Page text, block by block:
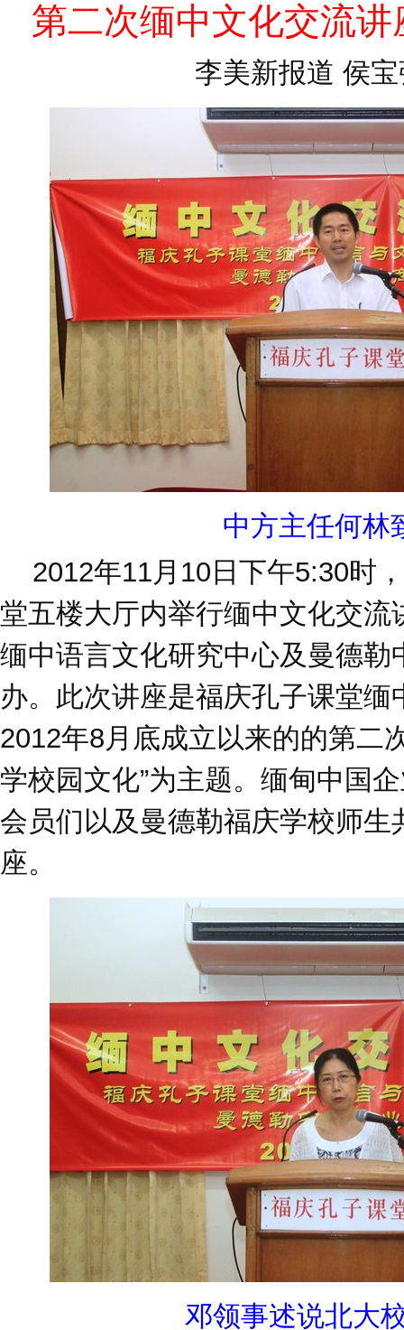
第二次缅中文化交流
李美新报道 侯
中方主任何林
2012年11月10日下午5:30时
堂五楼大厅内举行缅中文化交
缅中语言文化研究中心及曼德勒
办。此次讲座是福庆孔子课堂
2012年8月底成立以来的的第二
学校园文化”为主题。缅甸中国
会员们以及曼德勒福庆学校师生
座。
邓领事述说北大